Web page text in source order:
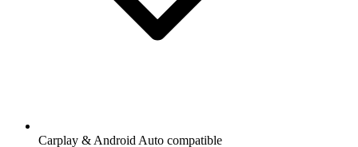
Carplay & Android Auto compatible